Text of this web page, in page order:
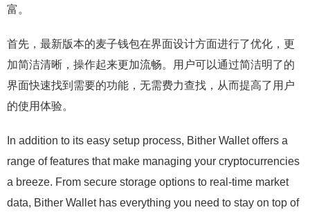
富。
首先，最新版本的麦子钱包在界面设计方面进行了优化，更
加简洁清晰，操作起来更加流畅。用户可以通过简洁明了的
界面快速找到需要的功能，无需费力查找，从而提高了用户
的使用体验。
In addition to its easy setup process, Bither Wallet offers a
range of features that make managing your cryptocurrencies
a breeze. From secure storage options to real-time market
data, Bither Wallet has everything you need to stay on top of